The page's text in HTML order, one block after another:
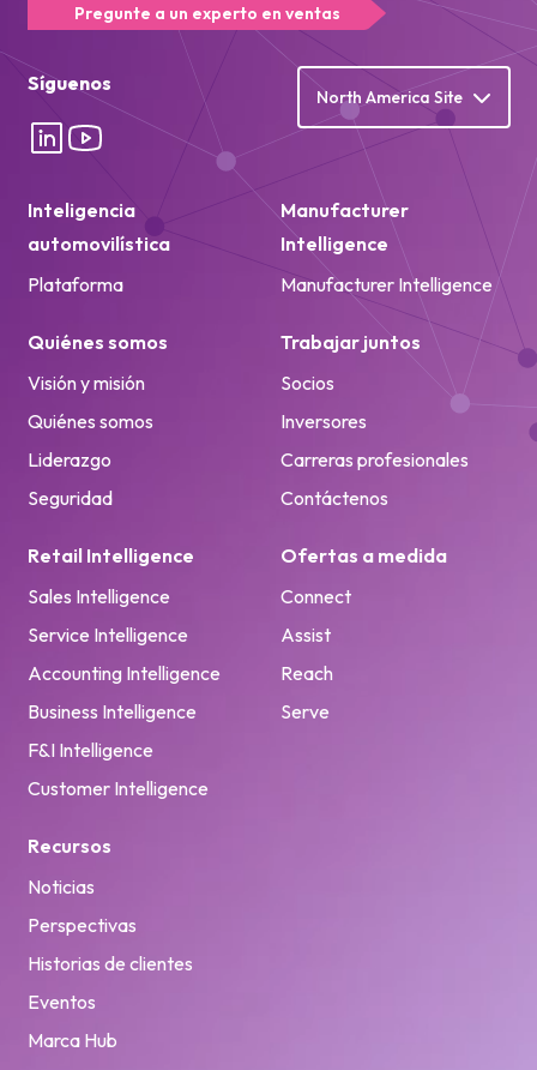
Pregunte a un experto en ventas
Síguenos
North America Site
Inteligencia
automovilística
Plataforma
Manufacturer
Intelligence
Manufacturer Intelligence
Quiénes somos
Visión y misión
Quiénes somos
Liderazgo
Seguridad
Trabajar juntos
Socios
Inversores
Carreras profesionales
Contáctenos
Retail Intelligence
Sales Intelligence
Service Intelligence
Accounting Intelligence
Business Intelligence
F&I Intelligence
Customer Intelligence
Ofertas a medida
Connect
Assist
Reach
Serve
Recursos
Noticias
Perspectivas
Historias de clientes
Eventos
Marca Hub